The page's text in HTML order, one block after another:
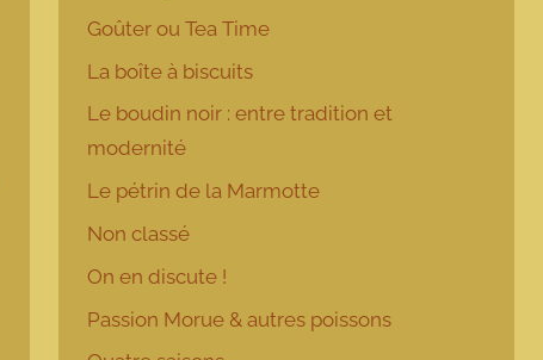
Goûter ou Tea Time
La boîte à biscuits
Le boudin noir : entre tradition et
modernité
Le pétrin de la Marmotte
Non classé
On en discute !
Passion Morue & autres poissons